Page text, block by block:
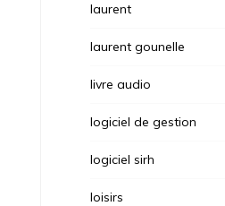
laurent
laurent gounelle
livre audio
logiciel de gestion
logiciel sirh
loisirs